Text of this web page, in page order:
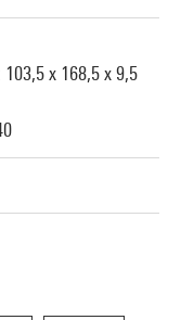
x 168,5 x 9,5